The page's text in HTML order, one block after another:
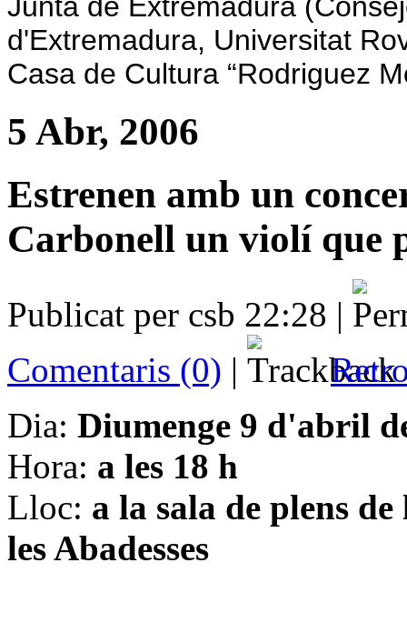
d'Extremadura, Universitat
Casa de Cultura “Rodriguez
5 Abr, 2006
Estrenen amb un
Carbonell un violí que
Publicat per csb 22:28 |
Comentaris (0) |
Dia: Diumenge 9 d'abril
Hora: a les 18 h
Lloc: a la sala de plens
les Abadesses